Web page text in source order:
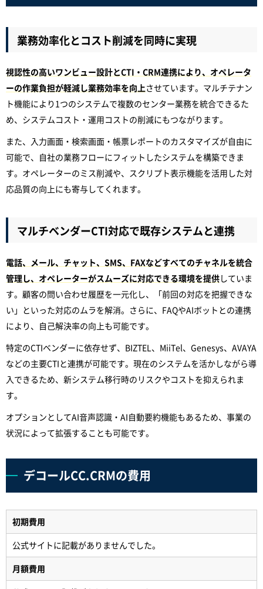
業務効率化とコスト削減を同時に実現
視認性の高いワンビュー設計とCTI・CRM連携により、オペレータ
ーの作業負担が軽減し業務効率を向上させています。マルチテナン
ト機能により1つのシステムで複数のセンター業務を統合できるた
め、システムコスト・運用コストの削減にもつながります。
また、入力画面・検索画面・帳票レポートのカスタマイズが自由に
可能で、自社の業務フローにフィットしたシステムを構築できま
す。オペレーターのミス削減や、スクリプト表示機能を活用した対
応品質の向上にも寄与してくれます。
マルチベンダーCTI対応で既存システムと連携
電話、メール、チャット、SMS、FAXなどすべてのチャネルを統合
管理し、オペレーターがスムーズに対応できる環境を提供していま
す。顧客の問い合わせ履歴を一元化し、「前回の対応を把握できな
い」といった対応のムラを解消。さらに、FAQやAIボットとの連携
により、自己解決率の向上も可能です。
特定のCTIベンダーに依存せず、BIZTEL、MiiTel、Genesys、AVAYA
などの主要CTIと連携が可能です。現在のシステムを活かしながら導
入できるため、新システム移行時のリスクやコストを抑えられま
す。
オプションとしてAI音声認識・AI自動要約機能もあるため、事業の
状況によって拡張することも可能です。
デコールCC.CRMの費用
初期費用
公式サイトに記載がありませんでした。
月額費用